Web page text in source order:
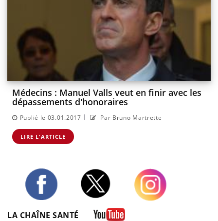
Médecins : Manuel Valls veut en finir avec les
dépassements d'honoraires
Publié le 03.01.2017 | Par Bruno Martrette
LIRE L'ARTICLE
LA CHAÎNE SANTÉ